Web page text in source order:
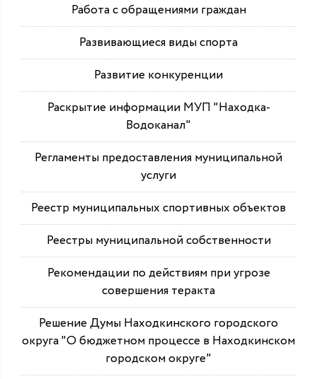
Работа с обращениями граждан
Развивающиеся виды спорта
Развитие конкуренции
Раскрытие информации МУП "Находка-
Водоканал"
Регламенты предоставления муниципальной
услуги
Реестр муниципальных спортивных объектов
Реестры муниципальной собственности
Рекомендации по действиям при угрозе
совершения теракта
Решение Думы Находкинского городского
округа "О бюджетном процессе в Находкинском
городском округе"